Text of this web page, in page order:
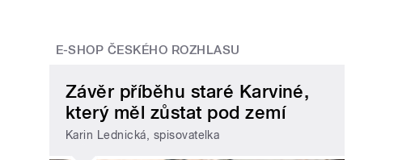
E-SHOP ČESKÉHO ROZHLASU
Závěr příběhu staré Karviné,
který měl zůstat pod zemí
Karin Lednická, spisovatelka